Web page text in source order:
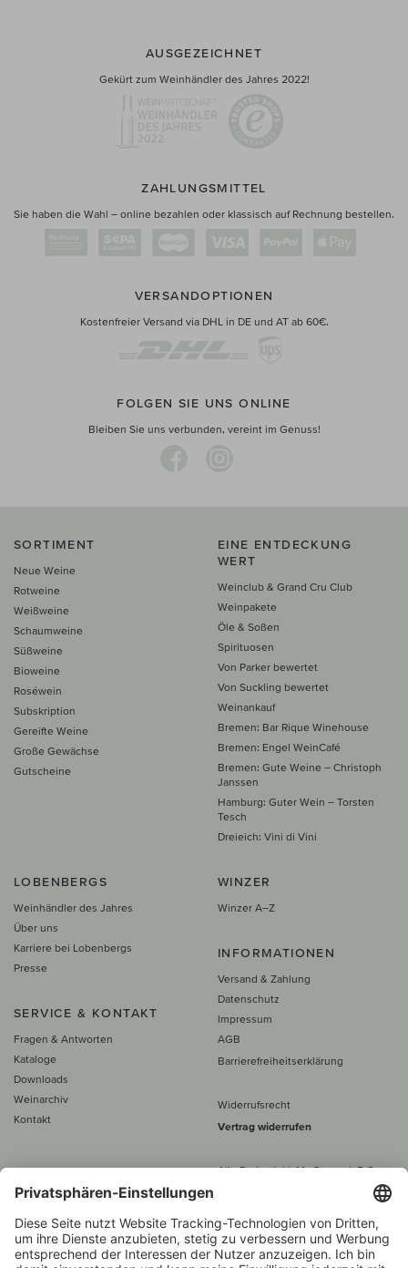
AUSGEZEICHNET
Gekürt zum Weinhändler des Jahres 2022!
ZAHLUNGSMITTEL
Sie haben die Wahl – online bezahlen oder klassisch auf Rechnung bestellen.
VERSANDOPTIONEN
Kostenfreier Versand via DHL in DE und AT ab 60€.
FOLGEN SIE UNS ONLINE
Bleiben Sie uns verbunden, vereint im Genuss!
SORTIMENT
Neue Weine
Rotweine
Weißweine
Schaumweine
Süßweine
Bioweine
Roséwein
Subskription
Gereifte Weine
Große Gewächse
Gutscheine
EINE ENTDECKUNG
WERT
Weinclub & Grand Cru Club
Weinpakete
Öle & Soßen
Spirituosen
Von Parker bewertet
Von Suckling bewertet
Weinankauf
Bremen: Bar Rique Winehouse
Bremen: Engel WeinCafé
Bremen: Gute Weine – Christoph
Janssen
Hamburg: Guter Wein – Torsten
Tesch
Dreieich: Vini di Vini
LOBENBERGS
Weinhändler des Jahres
Über uns
Karriere bei Lobenbergs
Presse
SERVICE & KONTAKT
Fragen & Antworten
Kataloge
Downloads
Weinarchiv
Kontakt
WINZER
Winzer A–Z
INFORMATIONEN
Versand & Zahlung
Datenschutz
Impressum
AGB
Barrierefreiheitserklärung
Widerrufsrecht
Vertrag widerrufen
Alle Preise inkl. MwSt., zzgl. 5 €
60 € versand­kosten­